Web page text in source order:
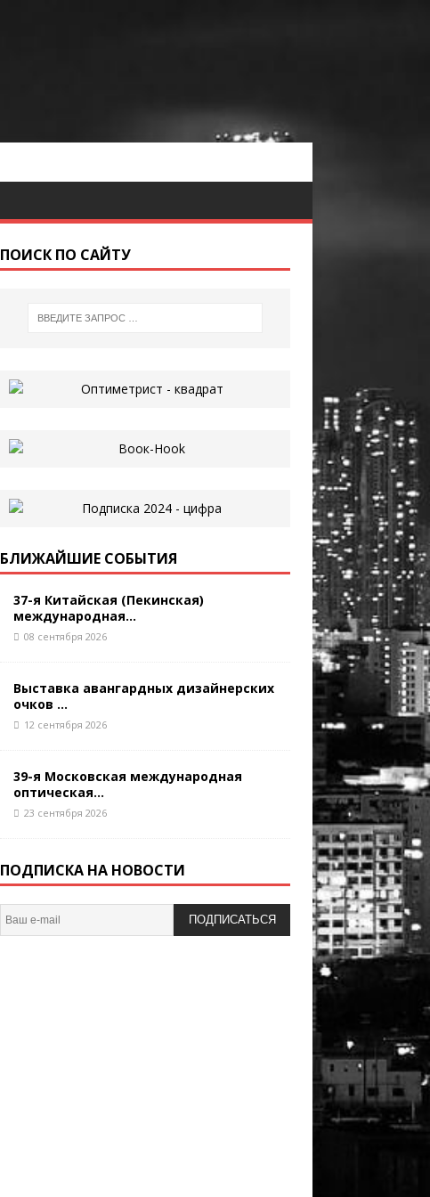
ПОИСК ПО САЙТУ
БЛИЖАЙШИЕ СОБЫТИЯ
37-я Китайская (Пекинская)
международная...
08 сентября 2026
Выставка авангардных дизайнерских
очков ...
12 сентября 2026
39-я Московская международная
оптическая...
23 сентября 2026
ПОДПИСКА НА НОВОСТИ
ПОДПИСАТЬСЯ